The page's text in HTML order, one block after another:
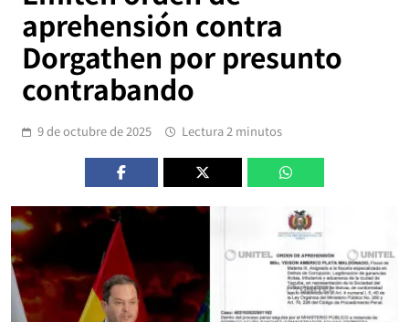
aprehensión contra
Dorgathen por presunto
contrabando
9 de octubre de 2025 Lectura 2 minutos